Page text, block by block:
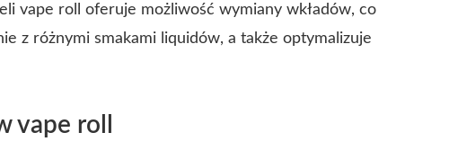
vape roll oferuje możliwość wymiany wkładów, co
z różnymi smakami liquidów, a także optymalizuje
vape roll